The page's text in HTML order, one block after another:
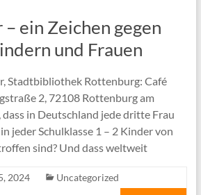
ein Zeichen gegen
und Frauen
Stadtbibliothek Rottenburg: Café
2, 72108 Rottenburg am
dass in Deutschland jede dritte Frau
jeder Schulklasse 1 – 2 Kinder von
sind? Und dass weltweit
2024
Uncategorized